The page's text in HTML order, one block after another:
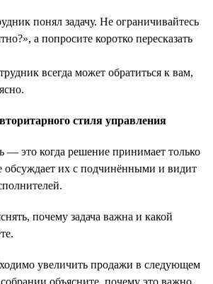
понял задачу. Не ограничивайтесь
а попросите коротко пересказать
всегда может обратиться к вам,
стиля управления
— это когда решение принимает только
обсуждает их с подчинёнными и видит
почему задача важна и какой
увеличить продажи в следующем
объясните, почему это важно,